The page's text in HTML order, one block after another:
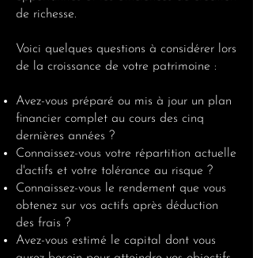
de richesse.
Voici quelques questions à considérer lors
de la croissance de votre patrimoine :
Avez-vous préparé ou mis à jour un plan
financier complet au cours des cinq
dernières années ?
Connaissez-vous votre répartition actuelle
d'actifs et votre tolérance au risque ?
Connaissez-vous le rendement que vous
obtenez sur vos actifs après déduction
des frais ?
Avez-vous estimé le capital dont vous